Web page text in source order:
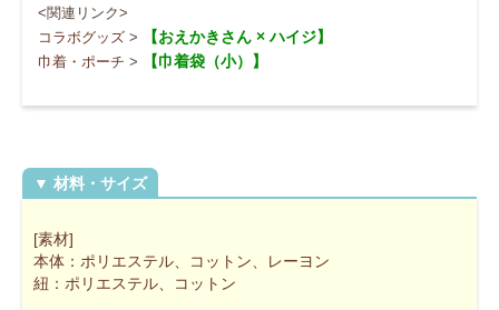
<関連リンク>
コラボグッズ > 【おえかきさん × ハイジ】
巾着・ポーチ > 【巾着袋（小）】
[素材]
本体：ポリエステル、コットン、レーヨン
紐：ポリエステル、コットン